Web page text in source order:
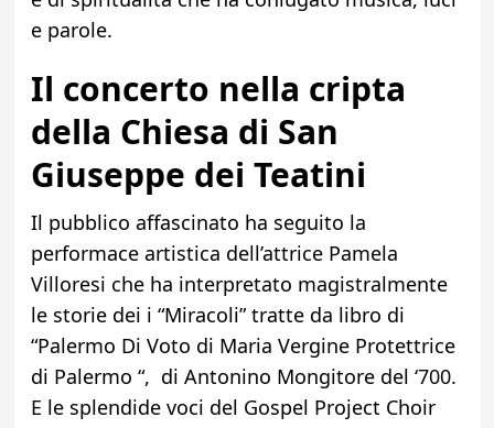
e parole.
Il concerto nella cripta
della Chiesa di San
Giuseppe dei Teatini
Il pubblico affascinato ha seguito la
performace artistica dell’attrice Pamela
Villoresi che ha interpretato magistralmente
le storie dei i “Miracoli” tratte da libro di
“Palermo Di Voto di Maria Vergine Protettrice
di Palermo “, di Antonino Mongitore del ‘700.
E le splendide voci del Gospel Project Choir